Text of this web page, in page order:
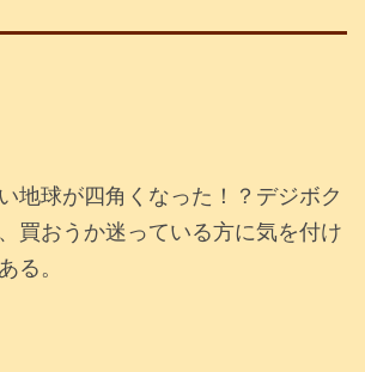
地球が四角くなった！？デジボク
買おうか迷っている方に気を付け
る。